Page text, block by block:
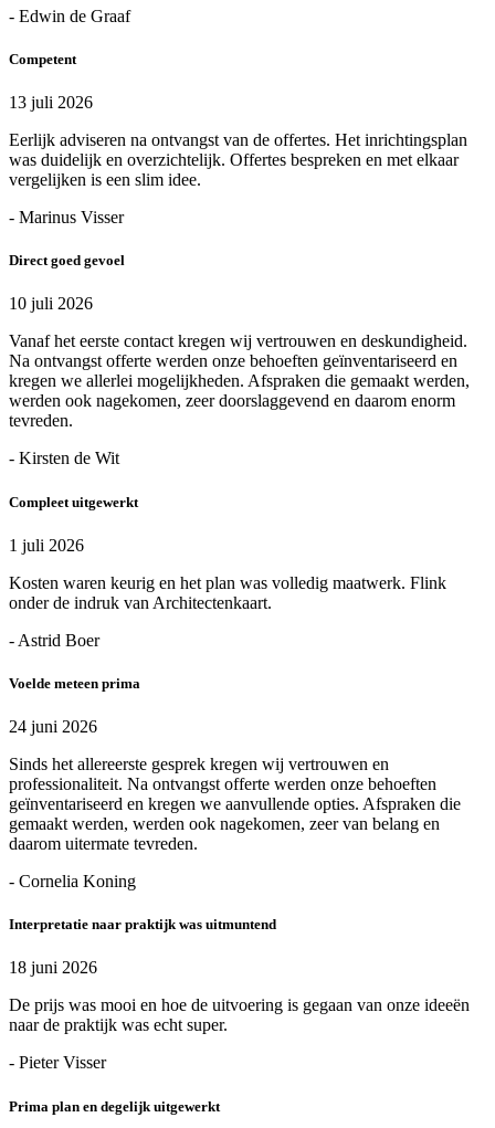
- Edwin de Graaf
Competent
13 juli 2026
Eerlijk adviseren na ontvangst van de offertes. Het inrichtingsplan
was duidelijk en overzichtelijk. Offertes bespreken en met elkaar
vergelijken is een slim idee.
- Marinus Visser
Direct goed gevoel
10 juli 2026
Vanaf het eerste contact kregen wij vertrouwen en deskundigheid.
Na ontvangst offerte werden onze behoeften geïnventariseerd en
kregen we allerlei mogelijkheden. Afspraken die gemaakt werden,
werden ook nagekomen, zeer doorslaggevend en daarom enorm
tevreden.
- Kirsten de Wit
Compleet uitgewerkt
1 juli 2026
Kosten waren keurig en het plan was volledig maatwerk. Flink
onder de indruk van Architectenkaart.
- Astrid Boer
Voelde meteen prima
24 juni 2026
Sinds het allereerste gesprek kregen wij vertrouwen en
professionaliteit. Na ontvangst offerte werden onze behoeften
geïnventariseerd en kregen we aanvullende opties. Afspraken die
gemaakt werden, werden ook nagekomen, zeer van belang en
daarom uitermate tevreden.
- Cornelia Koning
Interpretatie naar praktijk was uitmuntend
18 juni 2026
De prijs was mooi en hoe de uitvoering is gegaan van onze ideeën
naar de praktijk was echt super.
- Pieter Visser
Prima plan en degelijk uitgewerkt